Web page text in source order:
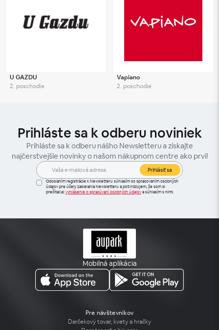
U GAZDU
2. poschodie
Vapiano
2. poschodie
Prihláste sa k odberu noviniek
Prihláste sa k odberu nášho Newsletteru a získajte
najčerstvejšie novinky o našom nákupnom centre ako prví!
Prihlásiť sa
Odoslaním registrácie k Newsletteru súhlasím so spracovaním osobných
údajov pre účely zasielania Newsletteru a potvrdzujem, že som si
prečítal(a) vyhlásenie o spracúvaní osobných údajova súhlasím s nimi.
Mobilná aplikácia
Pre návštevníkov
Darčekový tovar, kvety a hračky